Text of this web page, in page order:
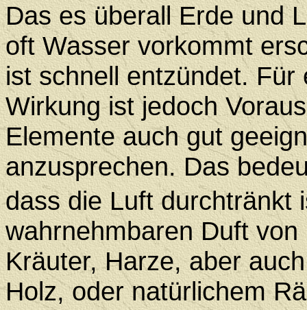
Das es überall Erde und
oft Wasser vorkommt
ist schnell entzündet.
Wirkung ist jedoch
Elemente auch gut
anzusprechen. Das
dass die Luft durchtränkt
wahrnehmbaren Duft
Kräuter, Harze, aber
Holz, oder natürlichem